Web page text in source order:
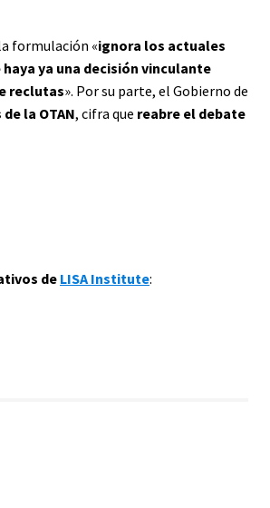
formulación «ignora los actuales
haya ya una decisión vinculante
reclutas». Por su parte, el Gobierno de
la OTAN, cifra que reabre el debate
de LISA Institute: